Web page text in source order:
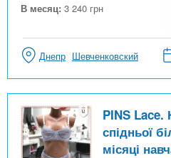
В месяц: 3 240 грн
Днепр Шевченковский
PINS Lace.
спідньої
місяці